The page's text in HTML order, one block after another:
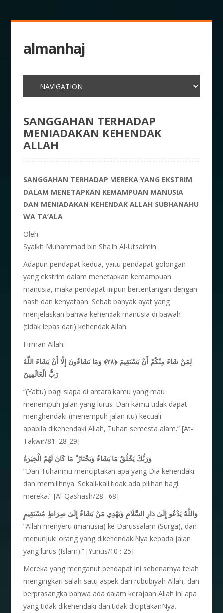
almanhaj
SANGGAHAN TERHADAP
MENIADAKAN KEHENDAK
ALLAH
SANGGAHAN TERHADAP MEREKA YANG EKSTRIM
DALAM MENETAPKAN KEMAMPUAN MANUSIA
DAN MENIADAKAN KEHENDAK ALLAH SUBHANAHU
WA TA’ALA
Oleh
Syaikh Muhammad bin Shalih Al-Utsaimin
Adapun pendapat kedua, yaitu pendapat golongan
yang ekstrim dalam menetapkan kemampuan
manusia, maka pendapat inipun bertentangan dengan
nash dan kenyataan. Sebab banyak ayat yang
menjelaskan bahwa kehendak manusia di bawah
(tidak lepas dari) kehendak Allah.
Firman Allah:
لِمَنْ شَاءَ مِنْكُمْ أَنْ يَسْتَقِيمَ ﴿٢٨﴾ وَمَا تَشَاءُونَ إِلَّا أَنْ يَشَاءَ اللَّهُ
رَبُّ الْعَالَمِينَ
“(Yaitu) bagi siapa di antara kamu yang mau
menempuh jalan yang lurus. Dan kamu tidak dapat
menghendaki (menempuh jalan itu) kecuali
apabila dikehendaki Allah, Tuhan semesta alam.” [At-
Takwir/81: 28-29]
وَرَبُّكَ يَخْلُقُ مَا يَشَاءُ وَيَخْتَارُۗ مَا كَانَ لَهُمُ الْخِيَرَةُ
“Dan Tuhanmu menciptakan apa yang Dia kehendaki
dan memilihnya. Sekali-kali tidak ada pilihan bagi
mereka.” [Al-Qashash/28 : 68]
وَاللَّهُ يَدْعُو إِلَىٰ دَارِ السَّلَامِ وَيَهْدِي مَنْ يَشَاءُ إِلَىٰ صِرَاطٍ مُسْتَقِيمٍ
“Allah menyeru (manusia) ke Darussalam (Surga), dan
menunjuki orang yang dikehendakiNya kepada jalan
yang lurus (Islam).” [Yunus/10 : 25]
Mereka yang menganut pendapat ini sebenarnya telah
mengingkari salah satu aspek dari rububiyah Allah, dan
berprasangka bahwa ada dalam kerajaan Allah ini apa
yang tidak dikehendaki dan tidak diciptakanNya.